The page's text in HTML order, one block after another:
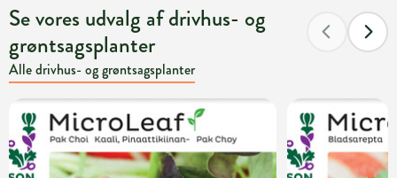
Se vores udvalg af drivhus- og
grøntsagsplanter
Alle drivhus- og grøntsagsplanter